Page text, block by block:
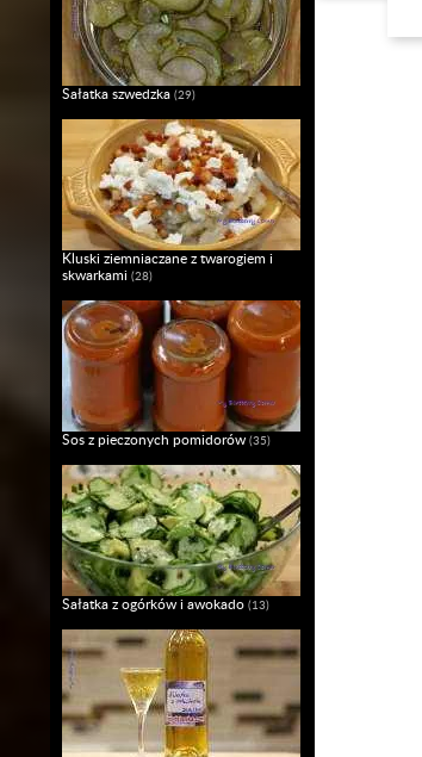
Sałatka szwedzka (29)
Kluski ziemniaczane z twarogiem i
skwarkami (28)
Sos z pieczonych pomidorów (35)
Sałatka z ogórków i awokado (13)